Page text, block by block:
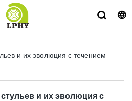
и их эволюция с течением
и их эволюция с